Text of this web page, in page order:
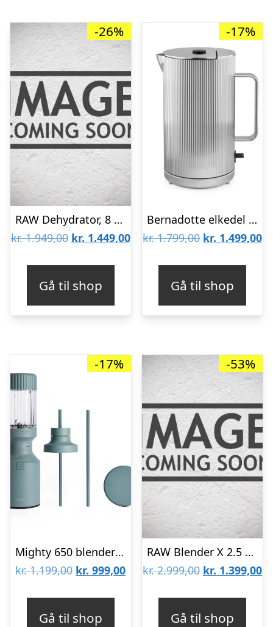
-26%
RAW Dehydrator, 8 hylder
kr.1.949,00 Den
kr. 1.949,00.
kr. 1.449,00Den
kr. 1.449,00.
Gå til shop
-17%
Bernadotte elkedel – Rustfri stål
kr.1.799,00 Den
kr. 1.799,00.
kr. 1.499,00
Gå til shop
-17%
Mighty 650 blender – Mist
kr.1.199,00 Den
kr. 999,00Den
Gå til shop
-53%
RAW Blender X 2.5 Turbo Dark Green 2.5HP 2.2L – 1800W
kr.2.999,00 Den
kr. 1.399,00
Gå til shop